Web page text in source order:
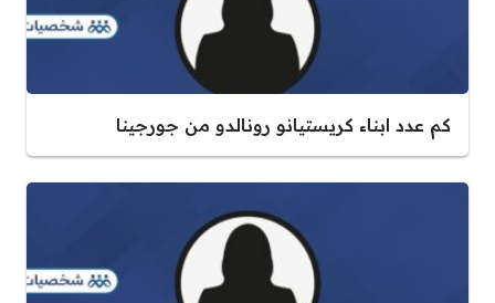
كم عدد ابناء كريستيانو رونالدو من جورجينا